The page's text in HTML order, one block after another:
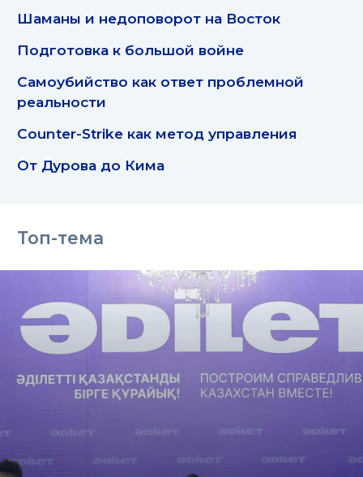
Шаманы и недоповорот на Восток
Подготовка к большой войне
Самоубийство как ответ проблемной
реальности
Counter-Strike как метод управления
От Дурова до Кима
Топ-тема